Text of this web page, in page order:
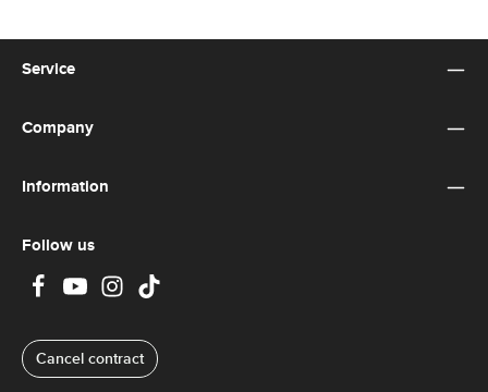
Service
Company
Information
Follow us
Cancel contract